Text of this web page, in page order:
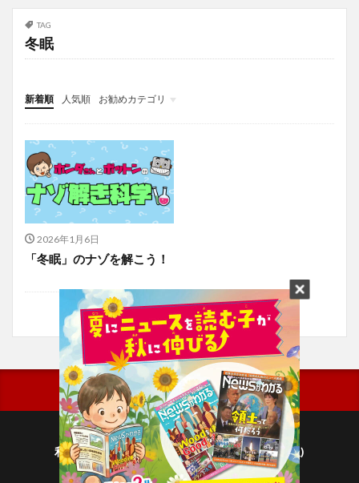
TAG
冬眠
新着順 人気順
お勧めカテゴリ
投稿
学び
マンガ
電子書籍
2026年1月6日
「冬眠」のナゾを解こう！
利用規約
プライバシーポリシー(毎日新聞出版)
個人情報について(毎日新聞社)